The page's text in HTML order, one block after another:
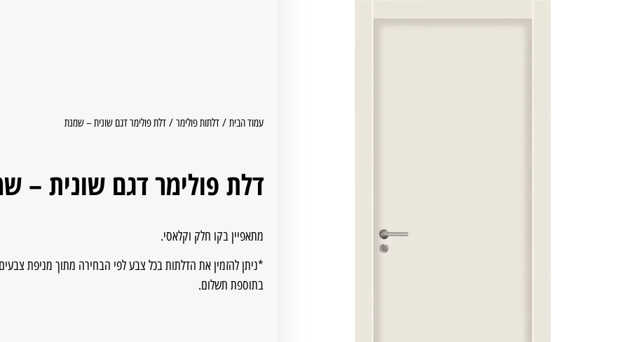
עמוד הבית / דלתות פולימר / דלת פולימר דגם שונית – שמנת
דלת פולימר דגם שונית –
מתאפיין בקו חלק וקלאסי.
*ניתן להזמין את הדלתות בכל צבע לפי הבחירה מתוך מניפת
בתוספת תשלום.